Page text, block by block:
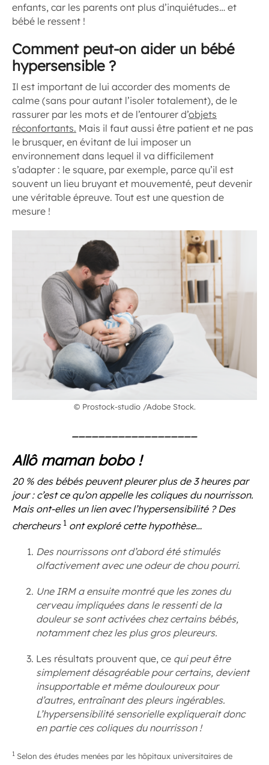
enfants, car les parents ont plus d’inquiétudes… et
bébé le ressent !
Comment peut-on aider un bébé
hypersensible ?
Il est important de lui accorder des moments de
calme (sans pour autant l’isoler totalement), de le
rassurer par les mots et de l’entourer d’objets
réconfortants. Mais il faut aussi être patient et ne pas
le brusquer, en évitant de lui imposer un
environnement dans lequel il va difficilement
s’adapter : le square, par exemple, parce qu’il est
souvent un lieu bruyant et mouvementé, peut devenir
une véritable épreuve. Tout est une question de
mesure !
© Prostock-studio /Adobe Stock.
Allô maman bobo !
20 % des bébés peuvent pleurer plus de 3 heures par
jour : c’est ce qu’on appelle les coliques du nourrisson.
Mais ont-elles un lien avec l’hypersensibilité ? Des
chercheurs1 ont exploré cette hypothèse…
Des nourrissons ont d’abord été stimulés
olfactivement avec une odeur de chou pourri.
Une IRM a ensuite montré que les zones du
cerveau impliquées dans le ressenti de la
douleur se sont activées chez certains bébés,
notamment chez les plus gros pleureurs.
Les résultats prouvent que, ce qui peut être
simplement désagréable pour certains, devient
insupportable et même douloureux pour
d’autres, entraînant des pleurs ingérables.
L’hypersensibilité sensorielle expliquerait donc
en partie ces coliques du nourrisson !
1 Selon des études menées par les hôpitaux universitaires de